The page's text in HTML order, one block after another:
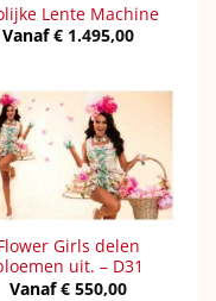
Lente Machine
Vanaf€ 1.495,00
Girls delen
uit. – D31
Vanaf€ 550,00